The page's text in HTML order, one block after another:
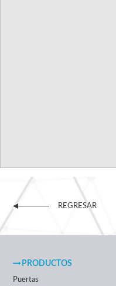
REGRESAR
PRODUCTOS
Puertas